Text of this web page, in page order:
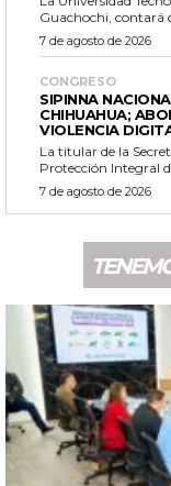
Guachochi, contará
7 de agosto de 2026
CONGRESO
SIPINNA
CHIHUAHUA;
VIOLENCIA
La titular de la
Protección Integral
7 de agosto de 2026